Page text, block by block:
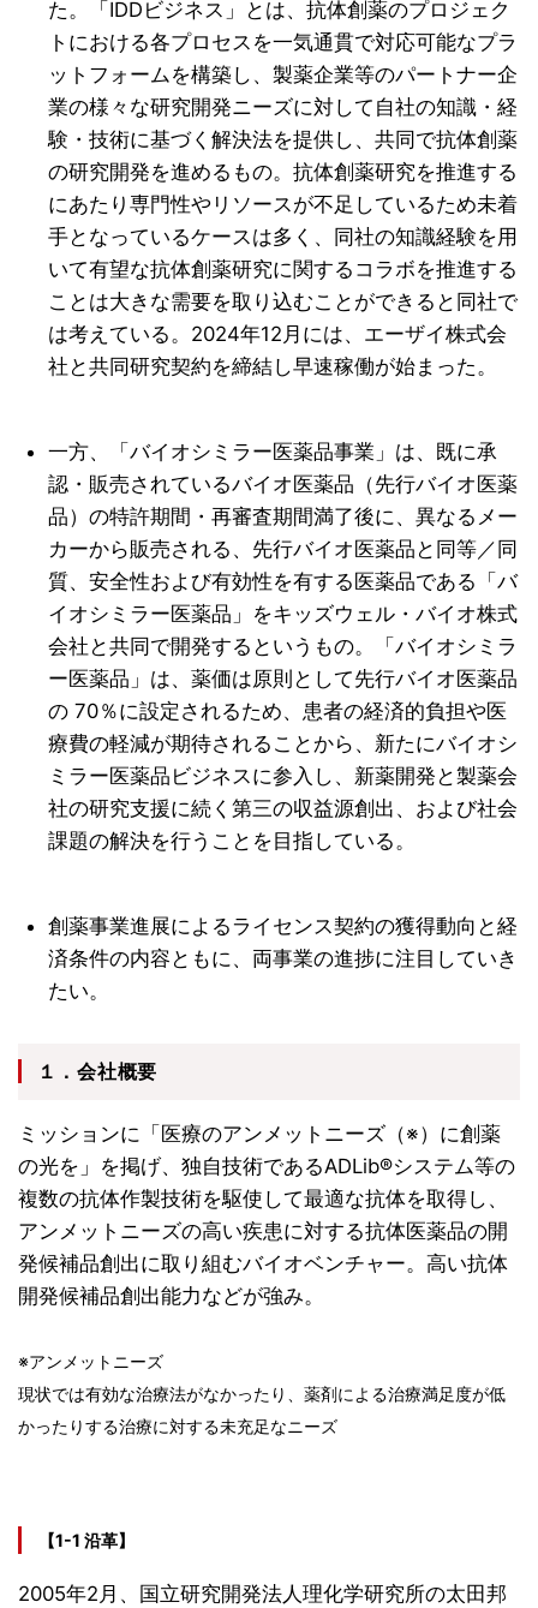
た。「IDDビジネス」とは、抗体創薬のプロジェク
トにおける各プロセスを一気通貫で対応可能なプラ
ットフォームを構築し、製薬企業等のパートナー企
業の様々な研究開発ニーズに対して自社の知識・経
験・技術に基づく解決法を提供し、共同で抗体創薬
の研究開発を進めるもの。抗体創薬研究を推進する
にあたり専門性やリソースが不足しているため未着
手となっているケースは多く、同社の知識経験を用
いて有望な抗体創薬研究に関するコラボを推進する
ことは大きな需要を取り込むことができると同社で
は考えている。2024年12月には、エーザイ株式会
社と共同研究契約を締結し早速稼働が始まった。
一方、「バイオシミラー医薬品事業」は、既に承
認・販売されているバイオ医薬品（先行バイオ医薬
品）の特許期間・再審査期間満了後に、異なるメー
カーから販売される、先行バイオ医薬品と同等／同
質、安全性および有効性を有する医薬品である「バ
イオシミラー医薬品」をキッズウェル・バイオ株式
会社と共同で開発するというもの。「バイオシミラ
ー医薬品」は、薬価は原則として先行バイオ医薬品
の 70％に設定されるため、患者の経済的負担や医
療費の軽減が期待されることから、新たにバイオシ
ミラー医薬品ビジネスに参入し、新薬開発と製薬会
社の研究支援に続く第三の収益源創出、および社会
課題の解決を行うことを目指している。
創薬事業進展によるライセンス契約の獲得動向と経
済条件の内容ともに、両事業の進捗に注目していき
たい。
１．会社概要
ミッションに「医療のアンメットニーズ（※）に創薬
の光を」を掲げ、独自技術であるADLib®システム等の
複数の抗体作製技術を駆使して最適な抗体を取得し、
アンメットニーズの高い疾患に対する抗体医薬品の開
発候補品創出に取り組むバイオベンチャー。高い抗体
開発候補品創出能力などが強み。
※アンメットニーズ
現状では有効な治療法がなかったり、薬剤による治療満足度が低
かったりする治療に対する未充足なニーズ
【1-1 沿革】
2005年2月、国立研究開発法人理化学研究所の太田邦